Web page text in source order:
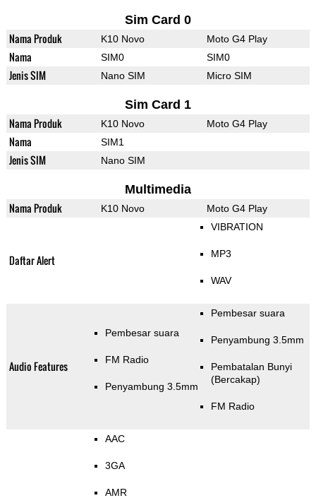
Sim Card 0
Nama Produk K10 Novo Moto G4 Play
Nama SIM0 SIM0
Jenis SIM Nano SIM Micro SIM
Sim Card 1
Nama Produk K10 Novo Moto G4 Play
Nama SIM1
Jenis SIM Nano SIM
Multimedia
Nama Produk K10 Novo Moto G4 Play
Daftar Alert
VIBRATION
MP3
WAV
Audio Features
Pembesar suara
FM Radio
Penyambung 3.5mm
Pembesar suara
Penyambung 3.5mm
Pembatalan Bunyi
(Bercakap)
FM Radio
AAC
3GA
AMR